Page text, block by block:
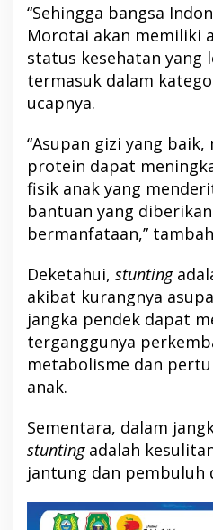
“Sehingga bangsa
Morotai akan memiliki
status kesehatan yang
termasuk dalam
ucapnya.
“Asupan gizi yang
protein dapat
fisik anak yang
bantuan yang
bermanfataan,”
Deketahui, stunting
akibat kurangnya
jangka pendek dapat
terganggunya
metabolisme dan
anak.
Sementara, dalam
stuntingadalah
jantung dan pembuluh